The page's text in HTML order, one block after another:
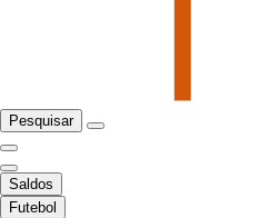
Pesquisar
Saldos
Futebol